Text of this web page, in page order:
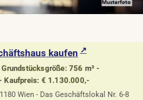
kaufen
756 m² -
Kaufpreis: € 1.130.000,-
Wien - Das Geschäftslokal Nr. 6-8